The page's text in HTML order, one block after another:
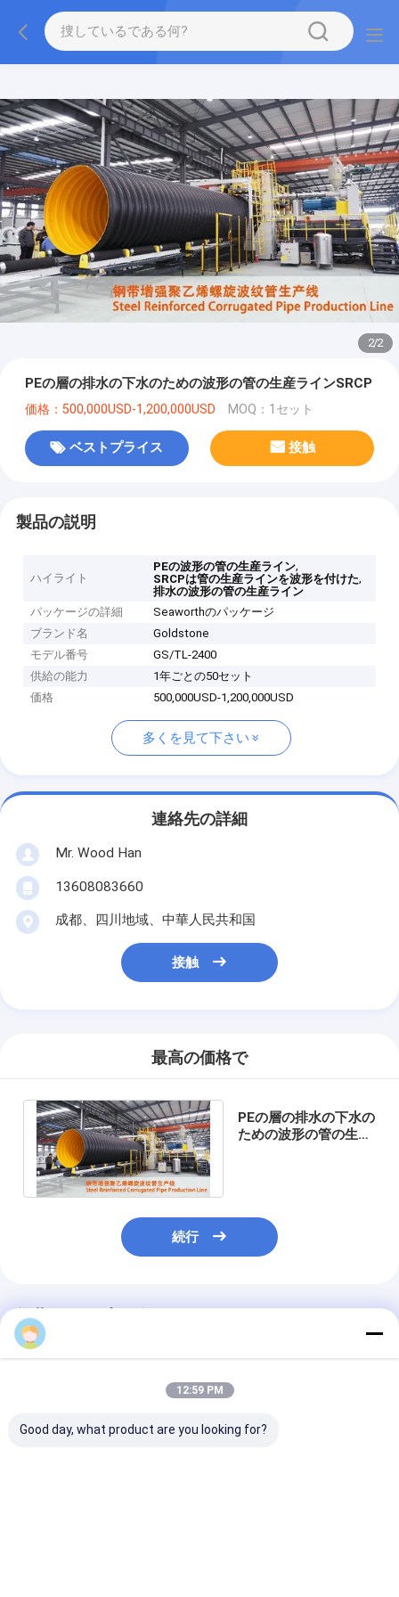
2/2
PEの層の排水の下水のための波形の管の生産ラインSRCP
価格：500,000USD-1,200,000USD MOQ：1セット
ベストプライス 接触
製品の説明
ハイライト
PEの波形の管の生産ライン,
SRCPは管の生産ラインを波形を付けた,
排水の波形の管の生産ライン
パッケージの詳細
Seaworthのパッケージ
ブランド名
Goldstone
モデル番号
GS/TL-2400
供給の能力
1年ごとの50セット
価格
500,000USD-1,200,000USD
多くを見て下さい
連絡先の詳細
Mr. Wood Han
13608083660
成都、四川地域、中華人民共和国
接触
最高の価格で
PEの層の排水の下水の
ための波形の管の生産
続行
推薦されたプロダクト
12:59 PM
Good day, what product are you looking for?